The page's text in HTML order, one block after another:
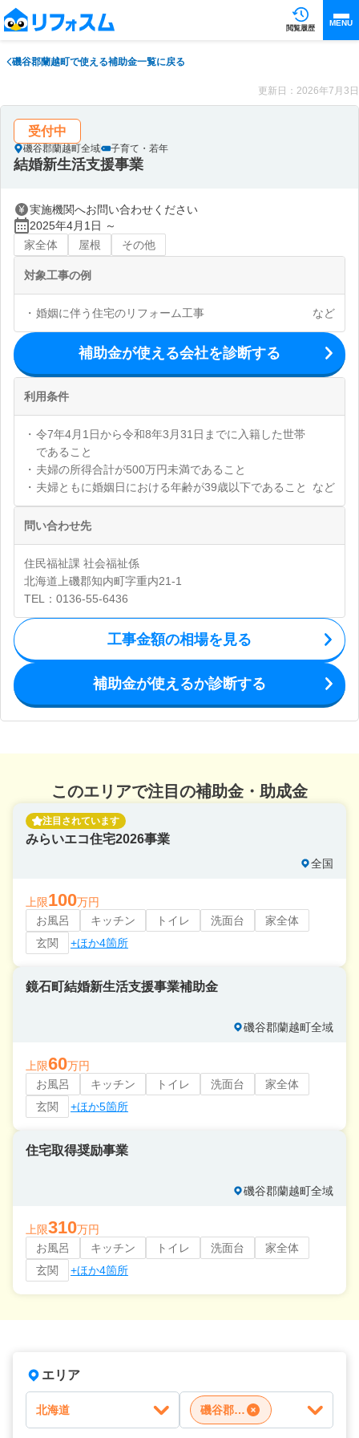
閲覧履歴
MENU
磯谷郡蘭越町で使える補助金一覧に戻る
更新日：2026年7月3日
受付中
磯谷郡蘭越町全域 子育て・若年
結婚新生活支援事業
実施機関へお問い合わせください
2025年4月1日 ～
家全体
屋根 その他
対象工事の例
婚姻に伴う住宅のリフォーム工事 など
補助金が使える会社を診断する
利用条件
令7年4月1日から令和8年3月31日までに入籍した世帯
であること
夫婦の所得合計が500万円未満であること
夫婦ともに婚姻日における年齢が39歳以下であること
など
問い合わせ先
住民福祉課 社会福祉係
北海道上磯郡知内町字重内21-1
TEL：0136-55-6436
工事金額の相場を見る
補助金が使えるか診断する
このエリアで注目の補助金・助成金
注目されています
みらいエコ住宅2026事業
全国
上限100万円
お風呂
キッチン トイレ 洗面台
家全体
玄関
+ほか4箇所
鏡石町結婚新生活支援事業補助金
磯谷郡蘭越町全域
上限60万円
お風呂
キッチン トイレ 洗面台
家全体
玄関
+ほか5箇所
住宅取得奨励事業
磯谷郡蘭越町全域
上限310万円
お風呂
キッチン トイレ 洗面台
家全体
玄関
+ほか4箇所
エリア
北海道 磯谷郡蘭越町